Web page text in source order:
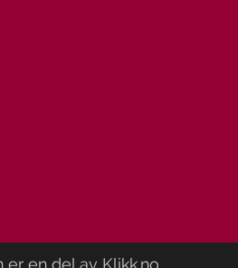
er en del av Klikk.no